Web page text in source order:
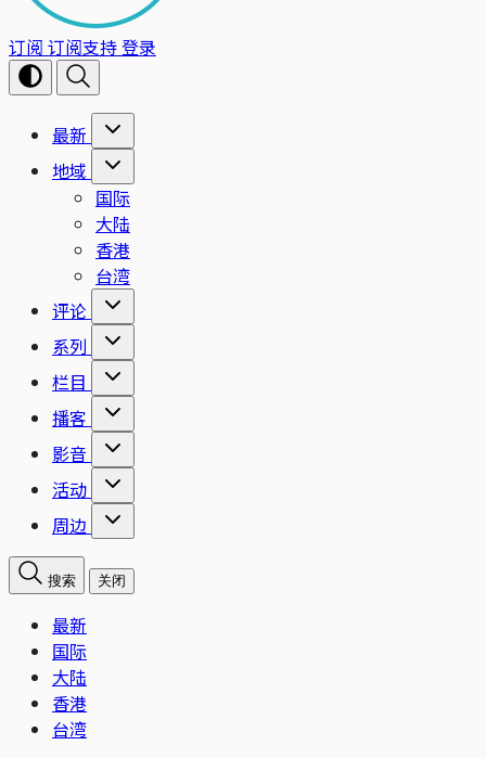
订阅 订阅支持登录
最新
地域
国际
大陆
香港
台湾
评论
系列
栏目
播客
影音
活动
周边
搜索 关闭
最新
国际
大陆
香港
台湾